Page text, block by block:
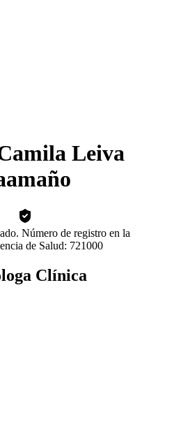
Leiva
Número de registro en la
de Salud: 721000
Clínica